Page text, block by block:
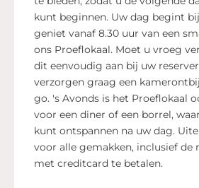
kunt beginnen. Uw dag begint
geniet vanaf 8.30 uur van een
ons Proeflokaal. Moet u vroeg
dit eenvoudig aan bij uw
verzorgen graag een
go. 's Avonds is het Proeflokaal
voor een diner of een borrel,
kunt ontspannen na uw dag.
voor alle gemakken, inclusief de
met creditcard te betalen.